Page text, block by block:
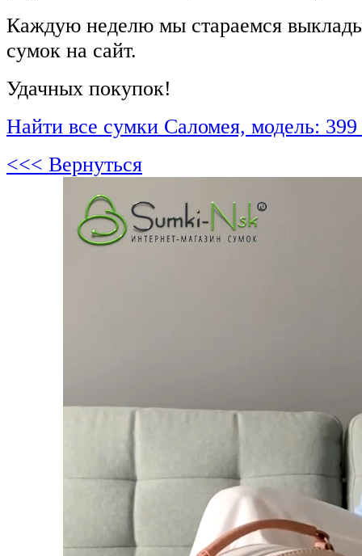
Каждую неделю мы стараемся
сумок на сайт.
Удачных покупок!
Найти все сумки Саломея, модель:
<<< Вернуться